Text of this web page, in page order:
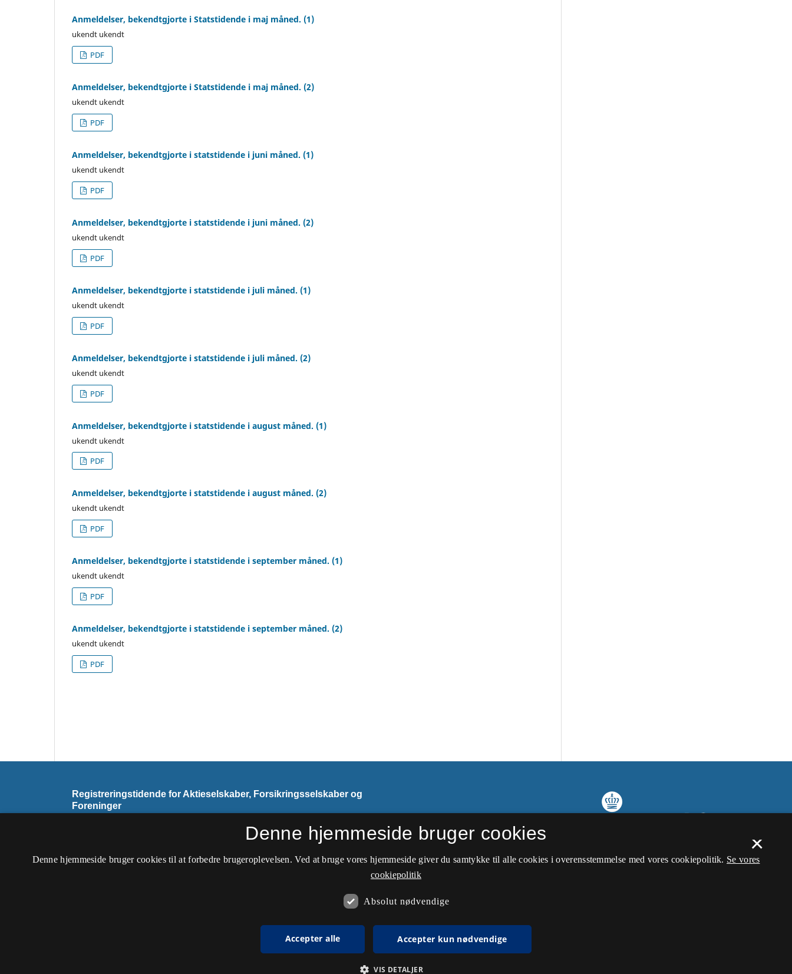
Anmeldelser, bekendtgjorte i Statstidende i maj måned. (1)
ukendt ukendt
PDF
Anmeldelser, bekendtgjorte i Statstidende i maj måned. (2)
ukendt ukendt
PDF
Anmeldelser, bekendtgjorte i statstidende i juni måned. (1)
ukendt ukendt
PDF
Anmeldelser, bekendtgjorte i statstidende i juni måned. (2)
ukendt ukendt
PDF
Anmeldelser, bekendtgjorte i statstidende i juli måned. (1)
ukendt ukendt
PDF
Anmeldelser, bekendtgjorte i statstidende i juli måned. (2)
ukendt ukendt
PDF
Anmeldelser, bekendtgjorte i statstidende i august måned. (1)
ukendt ukendt
PDF
Anmeldelser, bekendtgjorte i statstidende i august måned. (2)
ukendt ukendt
PDF
Anmeldelser, bekendtgjorte i statstidende i september måned. (1)
ukendt ukendt
PDF
Anmeldelser, bekendtgjorte i statstidende i september måned. (2)
ukendt ukendt
PDF
Registreringstidende for Aktieselskaber, Forsikringsselskaber og
Foreninger
Tidsskriftet udkommer ikke længere.
×
Denne hjemmeside bruger cookies
Denne hjemmeside bruger cookies til at forbedre brugeroplevelsen. Ved at bruge vores hjemmeside giver du samtykke til alle cookies i overensstemmelse med vores cookiepolitik. Se vores
cookiepolitik
Absolut nødvendige
Accepter alle Accepter kun nødvendige
VIS DETALJER